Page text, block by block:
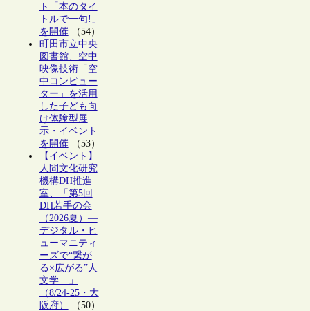
ト「本のタイ
トルで一句!」
を開催（54）
町田市立中央
図書館、空中
映像技術「空
中コンピュー
ター」を活用
した子ども向
け体験型展
示・イベント
を開催（53）
【イベント】
人間文化研究
機構DH推進
室、「第5回
DH若手の会
（2026夏）―
デジタル・ヒ
ューマニティ
ーズで“繋が
る×広がる”人
文学―」
（8/24-25・大
阪府）
（50）